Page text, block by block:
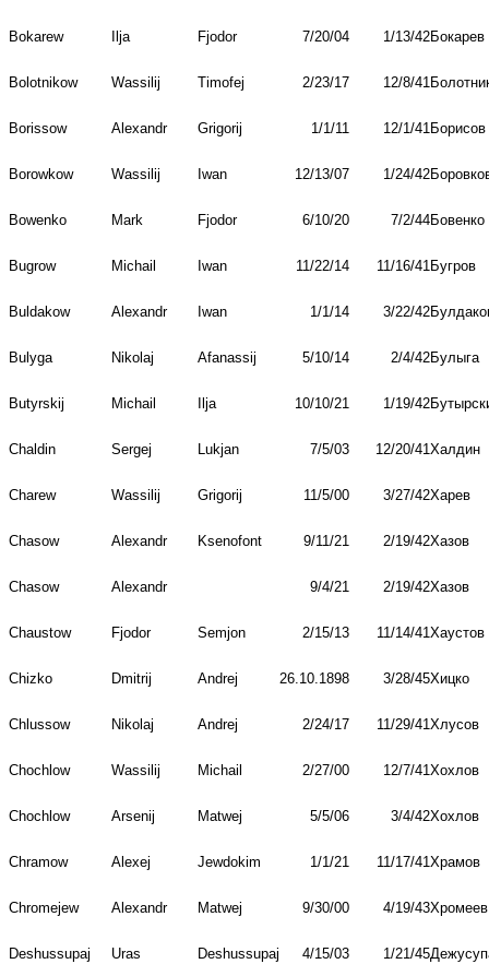
Bokarew Ilja Fjodor 7/20/04 1/13/42Бокарев
Bolotnikow Wassilij Timofej 2/23/17 12/8/41
Borissow Alexandr Grigorij 1/1/11 12/1/41Борисов
Borowkow Wassilij Iwan 12/13/07 1/24/42
Bowenko Mark Fjodor 6/10/20 7/2/44Бовенко
Bugrow Michail Iwan 11/22/14 11/16/41Бугров
Buldakow Alexandr Iwan 1/1/14 3/22/42
Bulyga Nikolaj Afanassij 5/10/14 2/4/42Булыга
Butyrskij Michail Ilja 10/10/21 1/19/42
Chaldin Sergej Lukjan 7/5/03 12/20/41Халдин
Charew Wassilij Grigorij 11/5/00 3/27/42Харев
Chasow Alexandr Ksenofont 9/11/21 2/19/42Хазов
Chasow Alexandr 9/4/21 2/19/42Хазов
Chaustow Fjodor Semjon 2/15/13 11/14/41Хаустов
Chizko Dmitrij Andrej 26.10.1898 3/28/45Хицко
Chlussow Nikolaj Andrej 2/24/17 11/29/41Хлусов
Chochlow Wassilij Michail 2/27/00 12/7/41Хохлов
Chochlow Arsenij Matwej 5/5/06 3/4/42Хохлов
Chramow Alexej Jewdokim 1/1/21 11/17/41Храмов
Chromejew Alexandr Matwej 9/30/00 4/19/43Хромеев
Deshussupaj Uras Deshussupaj 4/15/03 1/21/45